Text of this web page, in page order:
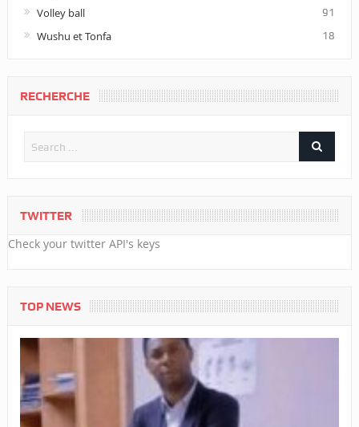
Volley ball 91
Wushu et Tonfa 18
RECHERCHE
TWITTER
Check your twitter API's keys
TOP NEWS